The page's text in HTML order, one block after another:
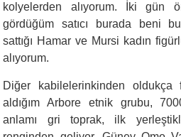
kolyelerden alıyorum. İki gün
gördüğüm satıcı burada beni
sattığı Hamar ve Mursi kadın
alıyorum.
Diğer kabilelerinkinden oldukça
aldığım Arbore etnik grubu,
anlamı gri toprak, ilk